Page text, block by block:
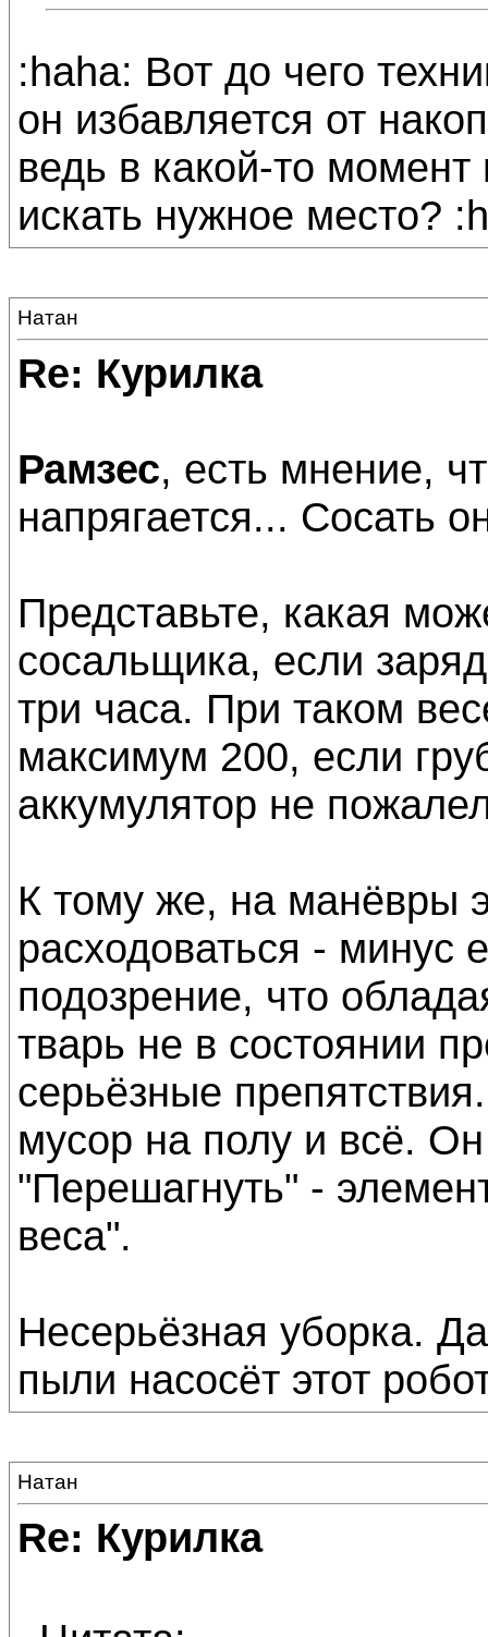
:haha: Вот до чего
он избавляется от
ведь в какой-то момент
искать нужное место?
Натан
Re: Курилка
Рамзес, есть мнение,
напрягается... Сосать
Представьте, какая
сосальщика, если
три часа. При таком
максимум 200, если
аккумулятор не
К тому же, на манёвры
расходоваться - минус
подозрение, что
тварь не в состоянии
серьёзные
мусор на полу и всё. Он
"Перешагнуть" -
веса".
Несерьёзная уборка.
пыли насосёт этот
Натан
Re: Курилка